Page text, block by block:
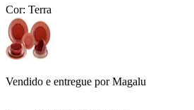
Cor: Terra
Vendido e entregue por Magalu